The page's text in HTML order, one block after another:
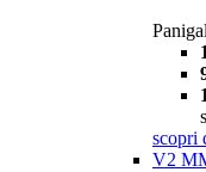
scopri
V2